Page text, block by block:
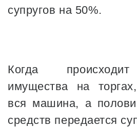
супругов на 50%.
Когда
имущества на
вся машина, а
средств передается